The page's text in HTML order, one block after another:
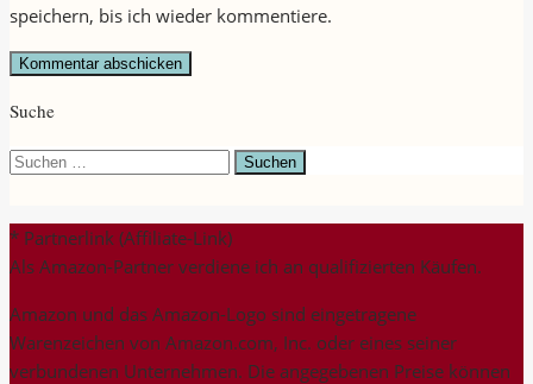
speichern, bis ich wieder kommentiere.
Suche
Suchen
* Partnerlink (Affiliate-Link)
Als Amazon-Partner verdiene ich an qualifizierten Käufen.
Amazon und das Amazon-Logo sind eingetragene
Warenzeichen von Amazon.com, Inc. oder eines seiner
verbundenen Unternehmen. Die angegebenen Preise können